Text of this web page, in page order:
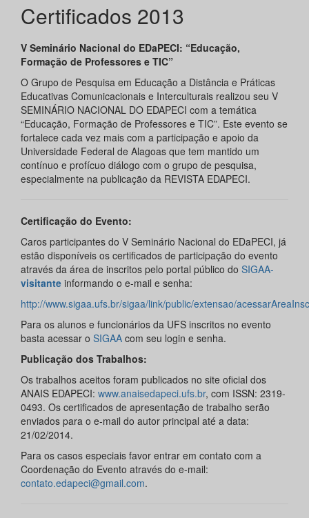
Certificados 2013
V Seminário Nacional do EDaPECI: “Educação,
Formação de Professores e TIC”
O Grupo de Pesquisa em Educação a Distância e Práticas
Educativas Comunicacionais e Interculturais realizou seu V
SEMINÁRIO NACIONAL DO EDAPECI com a temática
“Educação, Formação de Professores e TIC”. Este evento se
fortalece cada vez mais com a participação e apoio da
Universidade Federal de Alagoas que tem mantido um
contínuo e profícuo diálogo com o grupo de pesquisa,
especialmente na publicação da REVISTA EDAPECI.
Certificação do Evento:
Caros participantes do V Seminário Nacional do EDaPECI, já
estão disponíveis os certificados de participação do evento
através da área de inscritos pelo portal público do SIGAA-
visitante informando o e-mail e senha:
http://www.sigaa.ufs.br/sigaa/link/public/extensao/
Para os alunos e funcionários da UFS inscritos no evento
basta acessar o SIGAA com seu login e senha.
Publicação dos Trabalhos:
Os trabalhos aceitos foram publicados no site oficial dos
ANAIS EDAPECI: www.anaisedapeci.ufs.br, com ISSN: 2319-
0493. Os certificados de apresentação de trabalho serão
enviados para o e-mail do autor principal até a data:
21/02/2014.
Para os casos especiais favor entrar em contato com a
Coordenação do Evento através do e-mail:
contato.edapeci@gmail.com.